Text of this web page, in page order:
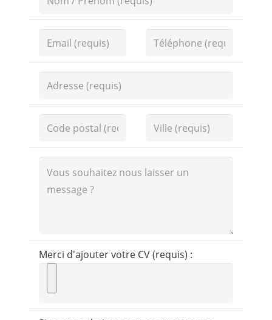
Merci d'ajouter votre CV (requis) :